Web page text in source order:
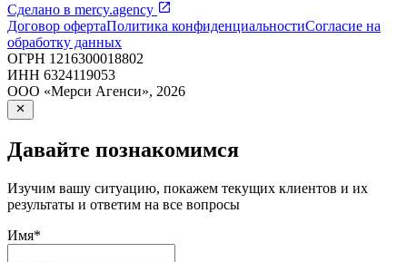
Сделано в mercy.agency
Договор офертаПолитика конфиденциальностиСогласие на
обработку данных
ОГРН 1216300018802
ИНН 6324119053
ООО «Мерси Агенси», 2026
Давайте познакомимся
Изучим вашу ситуацию, покажем текущих клиентов и их
результаты и ответим на все вопросы
Имя*